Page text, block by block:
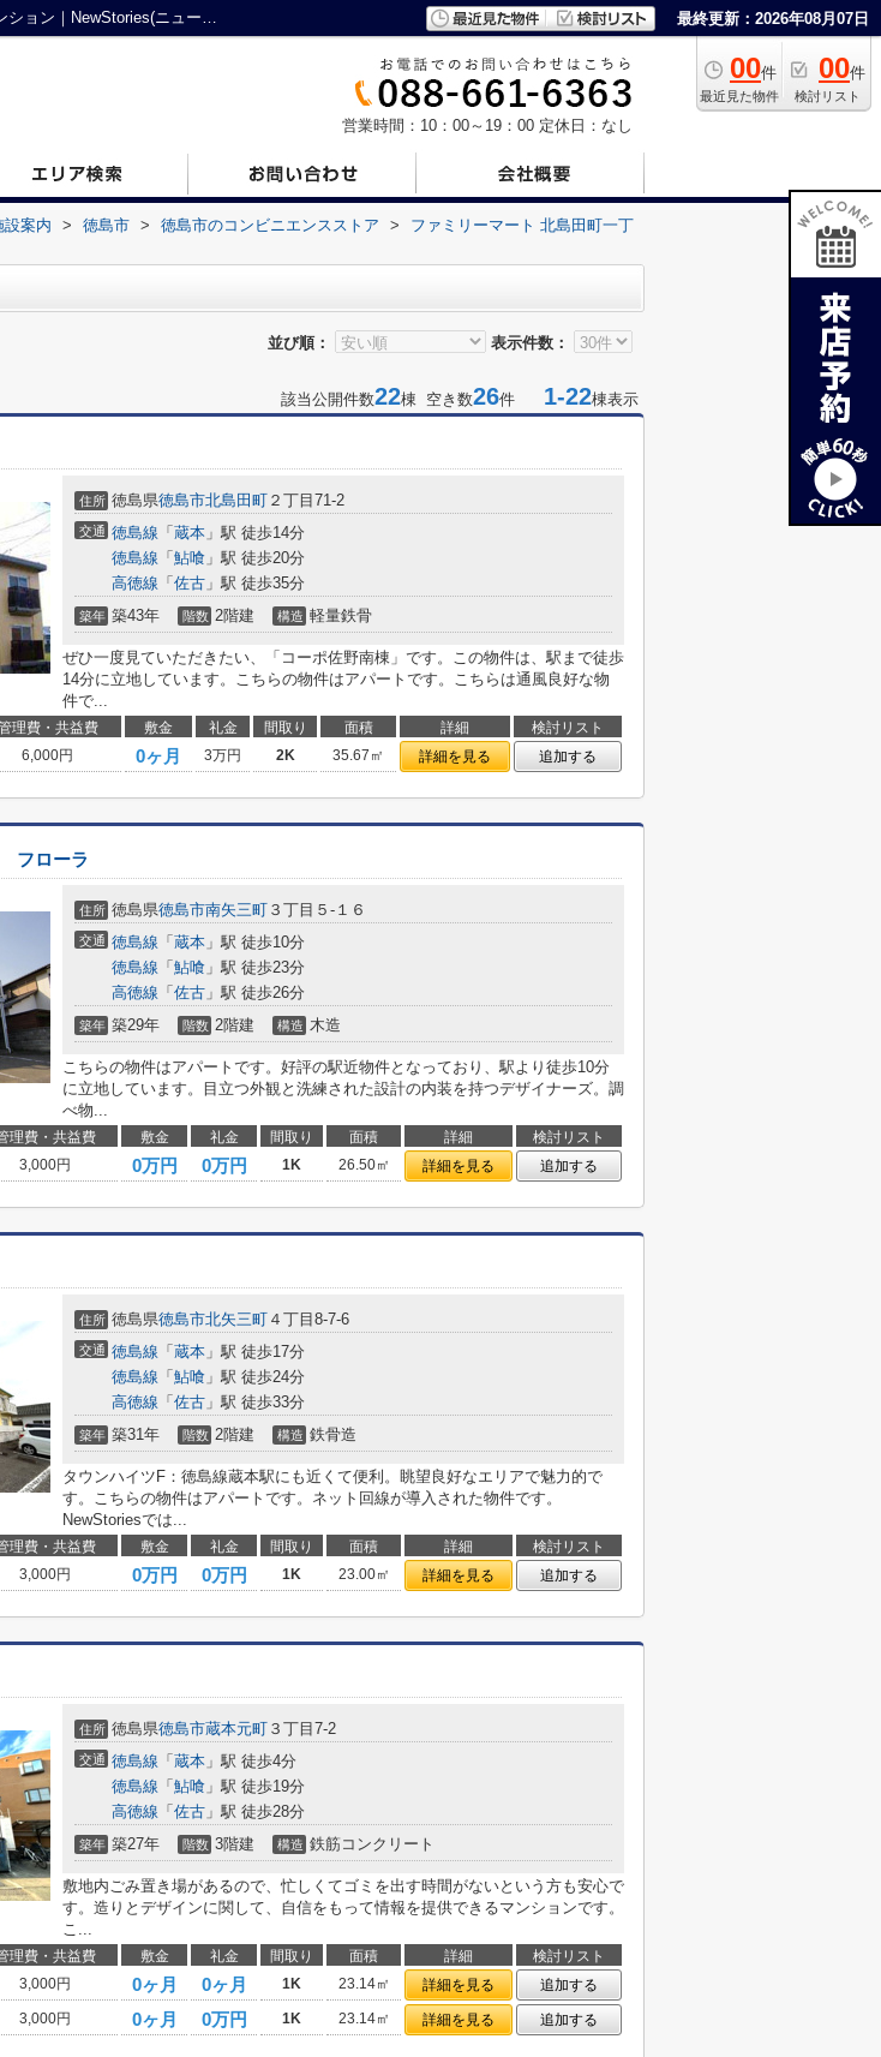
ファミリーマート 北島田町一丁目店周辺の物件一覧｜徳島市の賃貸マンション｜NewStories(ニューストーリーズ) 最終更新：2026年08月07日
00件
最近見た物件
00件
検討リスト
営業時間：10：00～19：00 定休日：なし
設案内 > 徳島市 > 徳島市のコンビニエンスストア >
ファミリーマート 北島田町一丁
並び順： 表示件数：
該当公開件数22棟 空き数26件 1-22棟表示
住所 徳島県徳島市北島田町 ２丁目71-2
交通 徳島線 「 蔵本 」駅 徒歩14分
徳島線 「 鮎喰 」駅 徒歩20分
高徳線 「 佐古 」駅 徒歩35分
築年 築43年 階数 2階建 構造 軽量鉄骨
ぜひ一度見ていただきたい、「コーポ佐野南棟」です。この物件は、駅まで徒歩
14分に立地しています。こちらの物件はアパートです。こちらは通風良好な物
件で...
理費・共益費 敷金 礼金 間取り 面積 詳細
検討リスト
6,000円 0ヶ月 3万円 2K 35.67㎡ 詳細を見る 追加する
フローラ
住所 徳島県徳島市南矢三町 ３丁目５-１６
交通 徳島線 「 蔵本 」駅 徒歩10分
徳島線 「 鮎喰 」駅 徒歩23分
高徳線 「 佐古 」駅 徒歩26分
築年 築29年 階数 2階建 構造 木造
こちらの物件はアパートです。好評の駅近物件となっており、駅より徒歩10分
に立地しています。目立つ外観と洗練された設計の内装を持つデザイナーズ。調
べ物...
理費・共益費 敷金 礼金 間取り 面積 詳細
検討リスト
3,000円 0万円 0万円 1K 26.50㎡ 詳細を見る 追加する
住所 徳島県徳島市北矢三町 ４丁目8-7-6
交通 徳島線 「 蔵本 」駅 徒歩17分
徳島線 「 鮎喰 」駅 徒歩24分
高徳線 「 佐古 」駅 徒歩33分
築年 築31年 階数 2階建 構造 鉄骨造
タウンハイツF：徳島線蔵本駅にも近くて便利。眺望良好なエリアで魅力的で
す。こちらの物件はアパートです。ネット回線が導入された物件です。
NewStoriesでは...
理費・共益費 敷金 礼金 間取り 面積 詳細
検討リスト
3,000円 0万円 0万円 1K 23.00㎡ 詳細を見る 追加する
住所 徳島県徳島市蔵本元町 ３丁目7-2
交通 徳島線 「 蔵本 」駅 徒歩4分
徳島線 「 鮎喰 」駅 徒歩19分
高徳線 「 佐古 」駅 徒歩28分
築年 築27年 階数 3階建 構造 鉄筋コンクリート
敷地内ごみ置き場があるので、忙しくてゴミを出す時間がないという方も安心で
す。造りとデザインに関して、自信をもって情報を提供できるマンションです。
こ...
理費・共益費 敷金 礼金 間取り 面積 詳細
検討リスト
3,000円 0ヶ月 0ヶ月 1K 23.14㎡ 詳細を見る
追加する
3,000円 0ヶ月 0万円 1K 23.14㎡ 詳細を見る 追加する